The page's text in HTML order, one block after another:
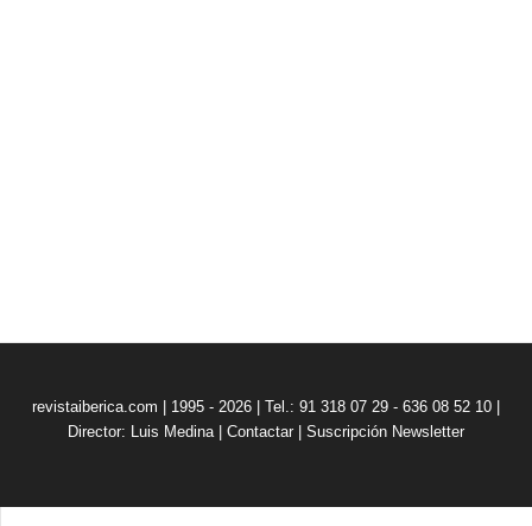
revistaiberica.com | 1995 - 2026 | Tel.: 91 318 07 29 - 636 08 52 10 |
Director: Luis Medina| Contactar Suscripción Newsletter